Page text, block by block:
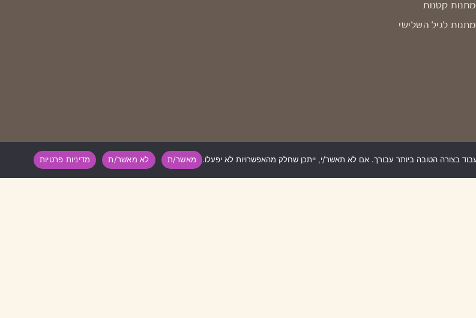
מתנות קטנות
מתנות לגיל השלישי
מאשר/ת לא מאשר/ת מדיניות פרטיות